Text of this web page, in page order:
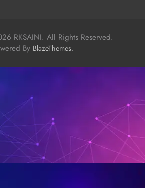
RKSAINI. All Rights Reserved.
By BlazeThemes.